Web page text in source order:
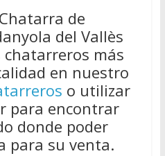
de
del Vallès
chatarreros más
en nuestro
o utilizar
para encontrar
donde poder
para su venta.